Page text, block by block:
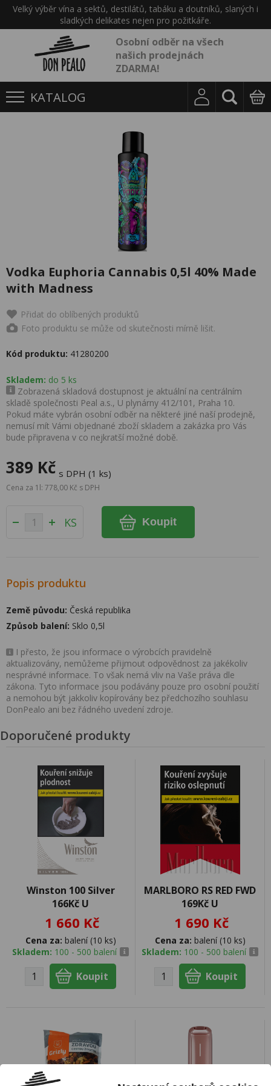
Velký výběr vína a sektů, destilátů, tabáku a doutníků, slaných i
sladkých delikates nejen pro požitkáře.
Osobní odběr na všech
našich prodejnách
ZDARMA!
KATALOG
Vodka Euphoria Cannabis 0,5l 40% Made
with Madness
Přidat do oblíbených produktů
Foto produktu se může od skutečnosti mírně lišit.
Kód produktu: 41280200
Skladem: do 5 ks
Zobrazená skladová dostupnost je aktuální na centrálním
skladě společnosti Peal a.s., U plynárny 412/101, Praha 10.
Pokud máte vybrán osobní odběr na některé jiné naší prodejně,
nemusí mít Vámi objednané zboží skladem a zakázka pro Vás
bude připravena v co nejkratší možné době.
389 Kč s DPH (1 ks)
Cena za 1l: 778,00 Kč s DPH
KS Koupit
Popis produktu
Země původu: Česká republika
Způsob balení: Sklo 0,5l
I přesto, že jsou informace o výrobcích pravidelně
aktualizovány, nemůžeme přijmout odpovědnost za jakékoliv
nesprávné informace. To však nemá vliv na Vaše práva dle
zákona. Tyto informace jsou podávány pouze pro osobní použití
a nemohou být jakkoliv kopírovány bez předchozího souhlasu
DonPealo ani bez řádného uvedení zdroje.
Doporučené produkty
Winston 100 Silver
166Kč U
1 660 Kč
Cena za: balení (10 ks)
Skladem: 100 - 500 balení
MARLBORO RS RED FWD
169Kč U
1 690 Kč
Cena za: balení (10 ks)
Skladem: 100 - 500 balení